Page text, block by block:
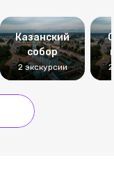
Казанский
собор
2 экскурсии